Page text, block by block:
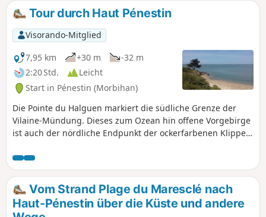
Tour durch Haut Pénestin
Visorando-Mitglied
7,95 km
+30 m
-32 m
2:20 Std.
Leicht
Start in Pénestin (Morbihan)
Die Pointe du Halguen markiert die südliche Grenze der
Vilaine-Mündung. Dieses zum Ozean hin offene Vorgebirge
ist auch der nördliche Endpunkt der ockerfarbenen Klippen,
schöner Spaziergang rund um das Dorf Haut Pénestin, bei
dem lange Sandstrände vor diskreten Buchten oder alten,
verlassenen Salinen liegen.
Vom Strand Plage du Maresclé nach
Haut-Pénestin über die Küste und andere